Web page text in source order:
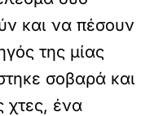
και να πέσουν
της μίας
σοβαρά και
χτες, ένα